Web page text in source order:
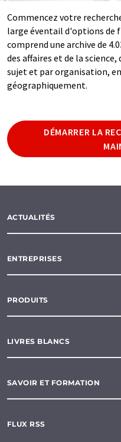
Commencez votre
large éventail d'options de
comprend une archive de
des affaires et de la
sujet et par organisation,
géographiquement.
DÉMARRER LA
ACTUALITÉS
ENTREPRISES
PRODUITS
LIVRES BLANCS
SAVOIR ET FORMATION
FLUX RSS